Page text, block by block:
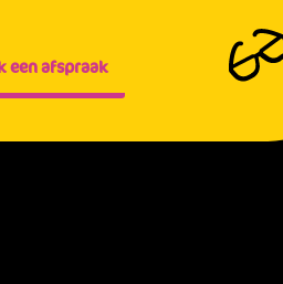
een afspraak